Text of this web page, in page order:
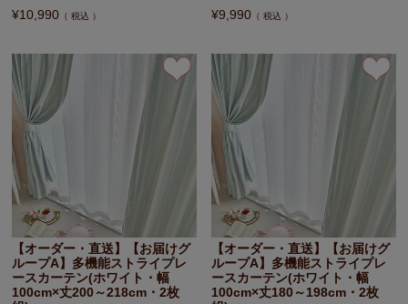
¥10,990 税込
¥9,990 税込
【オーダー・直送】【お届けグ
ループA】多機能ストライプレ
ースカーテン(ホワイト・幅
100cm×丈200～218cm・2枚
【オーダー・直送】【お届けグ
ループA】多機能ストライプレ
ースカーテン(ホワイト・幅
100cm×丈180～198cm・2枚